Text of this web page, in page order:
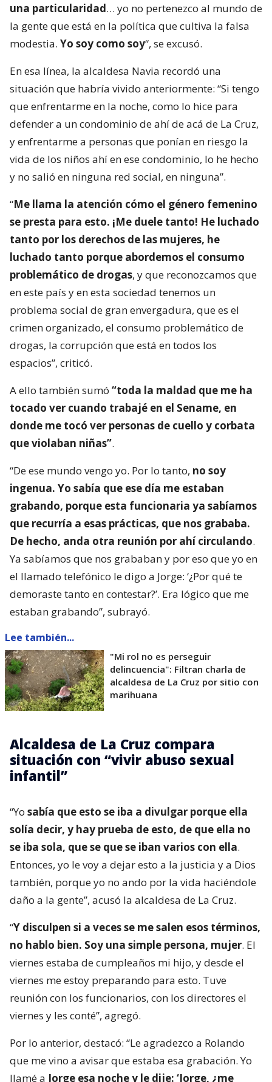
una particularidad… yo no pertenezco al mundo de
la gente que está en la política que cultiva la falsa
modestia. Yo soy como soy“, se excusó.
En esa línea, la alcaldesa Navia recordó una
situación que habría vivido anteriormente: “Si tengo
que enfrentarme en la noche, como lo hice para
defender a un condominio de ahí de acá de La Cruz,
y enfrentarme a personas que ponían en riesgo la
vida de los niños ahí en ese condominio, lo he hecho
y no salió en ninguna red social, en ninguna”.
“Me llama la atención cómo el género femenino
se presta para esto. ¡Me duele tanto! He luchado
tanto por los derechos de las mujeres, he
luchado tanto porque abordemos el consumo
problemático de drogas, y que reconozcamos que
en este país y en esta sociedad tenemos un
problema social de gran envergadura, que es el
crimen organizado, el consumo problemático de
drogas, la corrupción que está en todos los
espacios”, criticó.
A ello también sumó “toda la maldad que me ha
tocado ver cuando trabajé en el Sename, en
donde me tocó ver personas de cuello y corbata
que violaban niñas”.
“De ese mundo vengo yo. Por lo tanto, no soy
ingenua. Yo sabía que ese día me estaban
grabando, porque esta funcionaria ya sabíamos
que recurría a esas prácticas, que nos grababa.
De hecho, anda otra reunión por ahí circulando.
Ya sabíamos que nos grababan y por eso que yo en
el llamado telefónico le digo a Jorge: ‘¿Por qué te
demoraste tanto en contestar?’. Era lógico que me
estaban grabando”, subrayó.
Lee también...
"Mi rol no es perseguir
delincuencia": Filtran charla de
alcaldesa de La Cruz por sitio con
marihuana
Alcaldesa de La Cruz compara
situación con “vivir abuso sexual
infantil”
“Yo sabía que esto se iba a divulgar porque ella
solía decir, y hay prueba de esto, de que ella no
se iba sola, que se que se iban varios con ella.
Entonces, yo le voy a dejar esto a la justicia y a Dios
también, porque yo no ando por la vida haciéndole
daño a la gente”, acusó la alcaldesa de La Cruz.
“Y disculpen si a veces se me salen esos términos,
no hablo bien. Soy una simple persona, mujer. El
viernes estaba de cumpleaños mi hijo, y desde el
viernes me estoy preparando para esto. Tuve
reunión con los funcionarios, con los directores el
viernes y les conté”, agregó.
Por lo anterior, destacó: “Le agradezco a Rolando
que me vino a avisar que estaba esa grabación. Yo
llamé a Jorge esa noche y le dije: ‘Jorge, ¿me